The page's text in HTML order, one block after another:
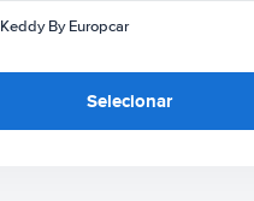
Keddy By Europcar
Selecionar